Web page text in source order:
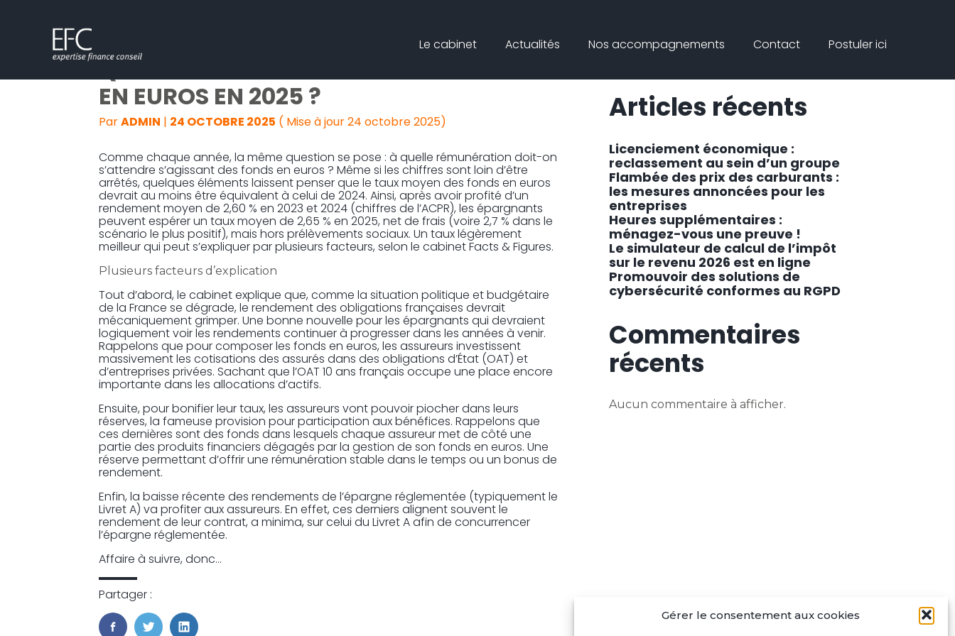
Gérer le consentement aux cookies
Aller
au
Le cabinet Actualités Nos accompagnements Contact Postuler ici
QUEL RENDEMENT ATTENDRE DES FONDS
EN EUROS EN 2025 ?
ParADMIN | 24 OCTOBRE 2025 ( Mise à jour 24 octobre 2025)
Comme chaque année, la même question se pose : à quelle rémunération doit-on
s’attendre s’agissant des fonds en euros ? Même si les chiffres sont loin d’être
arrêtés, quelques éléments laissent penser que le taux moyen des fonds en euros
devrait au moins être équivalent à celui de 2024. Ainsi, après avoir profité d’un
rendement moyen de 2,60 % en 2023 et 2024 (chiffres de l’ACPR), les épargnants
peuvent espérer un taux moyen de 2,65 % en 2025, net de frais (voire 2,7 % dans le
scénario le plus positif), mais hors prélèvements sociaux. Un taux légèrement
meilleur qui peut s’expliquer par plusieurs facteurs, selon le cabinet Facts & Figures.
Plusieurs facteurs d’explication
Tout d’abord, le cabinet explique que, comme la situation politique et budgétaire
de la France se dégrade, le rendement des obligations françaises devrait
mécaniquement grimper. Une bonne nouvelle pour les épargnants qui devraient
logiquement voir les rendements continuer à progresser dans les années à venir.
Rappelons que pour composer les fonds en euros, les assureurs investissent
massivement les cotisations des assurés dans des obligations d’État (OAT) et
d’entreprises privées. Sachant que l’OAT 10 ans français occupe une place encore
importante dans les allocations d’actifs.
Ensuite, pour bonifier leur taux, les assureurs vont pouvoir piocher dans leurs
réserves, la fameuse provision pour participation aux bénéfices. Rappelons que
ces dernières sont des fonds dans lesquels chaque assureur met de côté une
partie des produits financiers dégagés par la gestion de son fonds en euros. Une
réserve permettant d’offrir une rémunération stable dans le temps ou un bonus de
rendement.
Enfin, la baisse récente des rendements de l’épargne réglementée (typiquement le
Livret A) va profiter aux assureurs. En effet, ces derniers alignent souvent le
rendement de leur contrat, a minima, sur celui du Livret A afin de concurrencer
l’épargne réglementée.
Affaire à suivre, donc…
Partager :
Blog
sidebar
Articles récents
Licenciement économique :
reclassement au sein d’un groupe
Flambée des prix des carburants :
les mesures annoncées pour les
entreprises
Heures supplémentaires :
ménagez-vous une preuve !
Le simulateur de calcul de l’impôt
sur le revenu 2026 est en ligne
Promouvoir des solutions de
cybersécurité conformes au RGPD
Commentaires
récents
Aucun commentaire à afficher.